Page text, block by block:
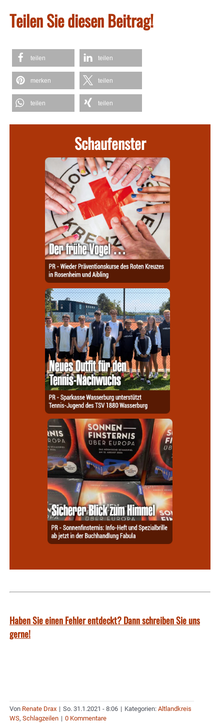
Teilen Sie diesen Beitrag!
teilen teilen
merken teilen
teilen teilen
Schaufenster
Haben Sie einen Fehler entdeckt? Dann schreiben Sie uns
gerne!
Von Renate Drax | So. 31.1.2021 - 8:06 | Kategorien: Altlandkreis
WS, Schlagzeilen | 0 Kommentare